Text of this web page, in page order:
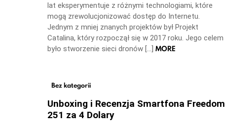
lat eksperymentuje z różnymi technologiami, które
mogą zrewolucjonizować dostęp do Internetu.
Jednym z mniej znanych projektów był Projekt
Catalina, który rozpoczął się w 2017 roku. Jego celem
było stworzenie sieci dronów […] MORE
Bez kategorii
Unboxing i Recenzja Smartfona Freedom
251 za 4 Dolary